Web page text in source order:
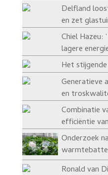
Delfland
en zet
Chiel Hazeu:
lagere
Het
Generatieve
en
Combinatie
efficiëntie
Onderzoek
Ronald van